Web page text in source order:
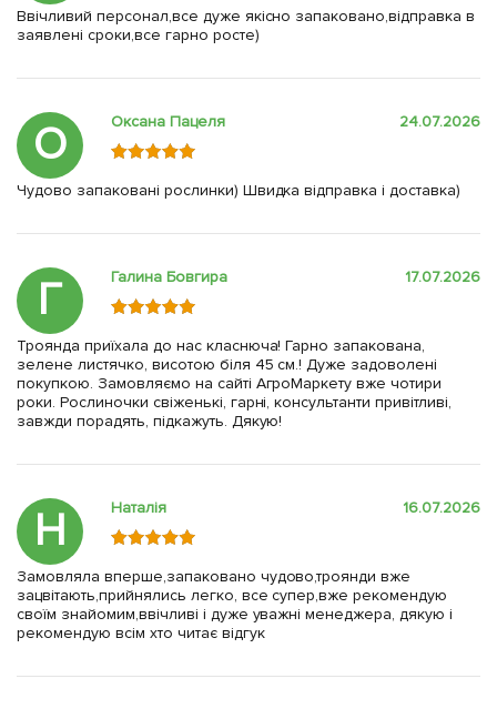
Ввічливий персонал,все дуже якісно запаковано,відправка в
заявлені сроки,все гарно росте)
О Оксана Пацеля 24.07.2026
Чудово запаковані рослинки) Швидка відправка і доставка)
Г Галина Бовгира 17.07.2026
Троянда приїхала до нас класнюча! Гарно запакована,
зелене листячко, висотою біля 45 см.! Дуже задоволені
покупкою. Замовляємо на сайті АгроМаркету вже чотири
роки. Рослиночки свіженькі, гарні, консультанти привітливі,
завжди порадять, підкажуть. Дякую!
Н Наталія 16.07.2026
Замовляла вперше,запаковано чудово,троянди вже
зацвітають,прийнялись легко, все супер,вже рекомендую
своїм знайомим,ввічливі і дуже уважні менеджера, дякую і
рекомендую всім хто читає відгук